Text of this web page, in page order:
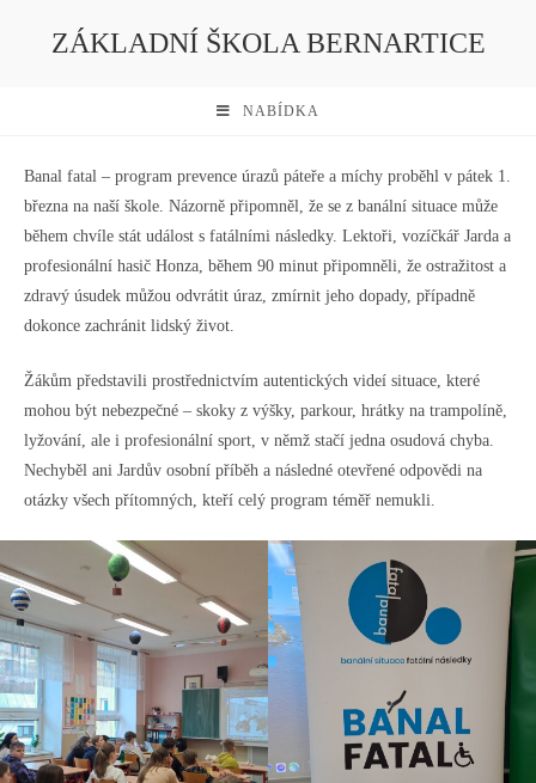
ZÁKLADNÍ ŠKOLA BERNARTICE
NABÍDKA
Banal fatal – program prevence úrazů páteře a míchy proběhl v pátek 1.
března na naší škole. Názorně připomněl, že se z banální situace může
během chvíle stát událost s fatálními následky. Lektoři, vozíčkář Jarda a
profesionální hasič Honza, během 90 minut připomněli, že ostražitost a
zdravý úsudek můžou odvrátit úraz, zmírnit jeho dopady, případně
dokonce zachránit lidský život.
Žákům představili prostřednictvím autentických videí situace, které
mohou být nebezpečné – skoky z výšky, parkour, hrátky na trampolíně,
lyžování, ale i profesionální sport, v němž stačí jedna osudová chyba.
Nechyběl ani Jardův osobní příběh a následné otevřené odpovědi na
otázky všech přítomných, kteří celý program téměř nemukli.